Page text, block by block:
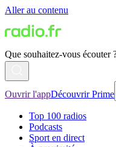
Aller au contenu
Que souhaitez-vous écouter
Ouvrir l'appDécouvrir Prime
Top 100 radios
Podcasts
Sport en direct